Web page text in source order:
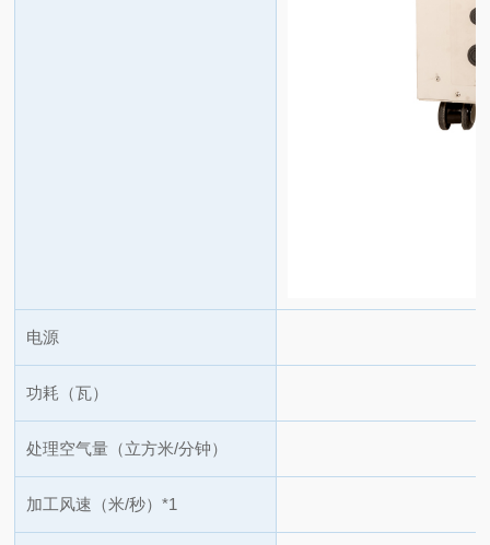
电源
功耗（瓦）
处理空气量（立方米/分钟）
加工风速（米/秒）*1